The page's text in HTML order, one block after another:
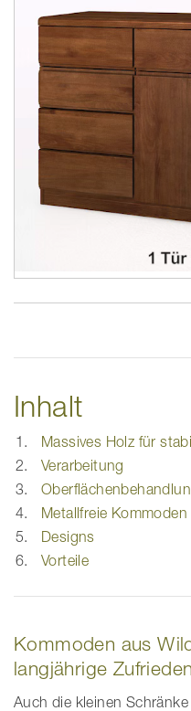
Inhalt
Massives Holz für
Verarbeitung
Metallfreie Kommoden
Designs
Vorteile
Kommoden aus
langjährige
Auch die kleinen